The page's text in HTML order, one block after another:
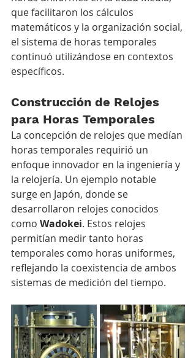
que facilitaron los cálculos
matemáticos y la organización social,
el sistema de horas temporales
continuó utilizándose en contextos
específicos.
Construcción de Relojes
para Horas Temporales
La concepción de relojes que medían
horas temporales requirió un
enfoque innovador en la ingeniería y
la relojería. Un ejemplo notable
surge en Japón, donde se
desarrollaron relojes conocidos
como Wadokei. Estos relojes
permitían medir tanto horas
temporales como horas uniformes,
reflejando la coexistencia de ambos
sistemas de medición del tiempo.